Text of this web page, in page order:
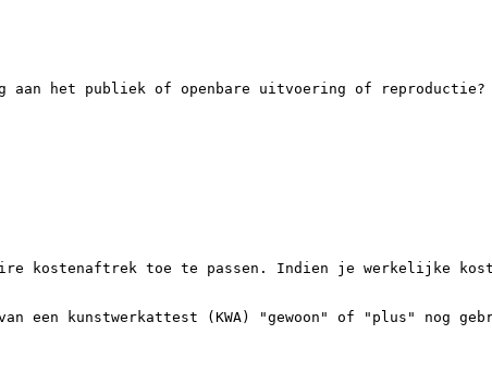
aan het publiek of openbare uitvoering of reproductie?
kostenaftrek toe te passen. Indien je werkelijke
kunstwerkattest (KWA) "gewoon" of "plus" nog